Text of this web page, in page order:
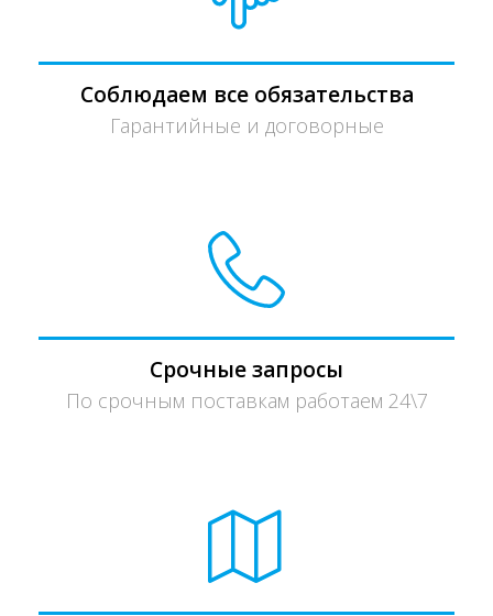
Соблюдаем все обязательства
Гарантийные и договорные
Срочные запросы
По срочным поставкам работаем 24\7